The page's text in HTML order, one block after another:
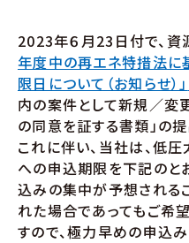
2023年６月23日付で、資
年度中の再エネ特措法に
限日について（お知らせ）」
内の案件として新規／変
の同意を証する書類」の
これに伴い、当社は、低
への申込期限を下記のと
込みの集中が予想される
れた場合であってもご希
すので、極力早めの申込